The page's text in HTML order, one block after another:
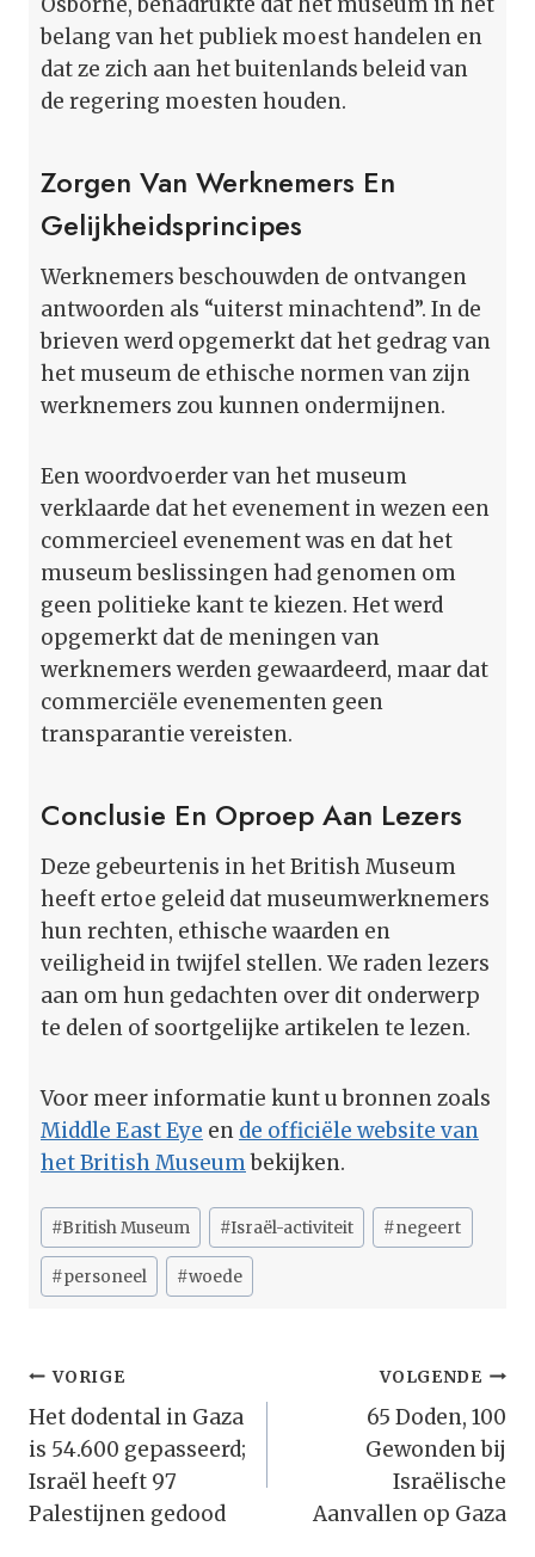
belang van het publiek moest handelen en
dat ze zich aan het buitenlands beleid van
de regering moesten houden.
Zorgen Van Werknemers En
Gelijkheidsprincipes
Werknemers beschouwden de ontvangen
antwoorden als “uiterst minachtend”. In de
brieven werd opgemerkt dat het gedrag van
het museum de ethische normen van zijn
werknemers zou kunnen ondermijnen.
Een woordvoerder van het museum
verklaarde dat het evenement in wezen een
commercieel evenement was en dat het
museum beslissingen had genomen om
geen politieke kant te kiezen. Het werd
opgemerkt dat de meningen van
werknemers werden gewaardeerd, maar dat
commerciële evenementen geen
transparantie vereisten.
Conclusie En Oproep Aan Lezers
Deze gebeurtenis in het British Museum
heeft ertoe geleid dat museumwerknemers
hun rechten, ethische waarden en
veiligheid in twijfel stellen. We raden lezers
aan om hun gedachten over dit onderwerp
te delen of soortgelijke artikelen te lezen.
Voor meer informatie kunt u bronnen zoals
Middle East Eye en de officiële website van
het British Museumbekijken.
Bericht
tags:
#British Museum #Israël-activiteit #negeert
#personeel #woede
Bericht
Navigatie
VORIGE
Het dodental in Gaza
is 54.600 gepasseerd;
Israël heeft 97
Palestijnen gedood
VOLGENDE
65 Doden, 100
Gewonden bij
Israëlische
Aanvallen op Gaza